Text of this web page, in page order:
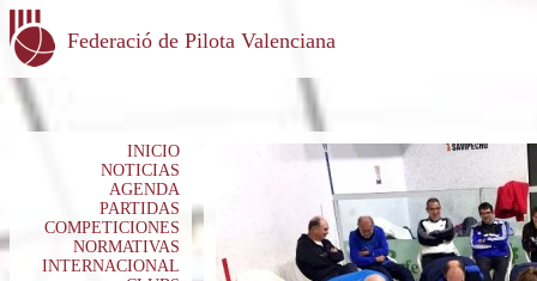
Federació de Pilota Valenciana
INICIO
NOTICIAS
AGENDA
PARTIDAS
COMPETICIONES
NORMATIVAS
INTERNACIONAL